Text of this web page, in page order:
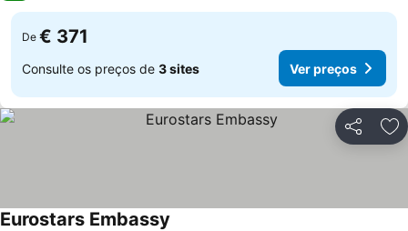
De € 371
Consulte os preços de 3 sites Ver preços
Partilhar
Eurostars Embassy